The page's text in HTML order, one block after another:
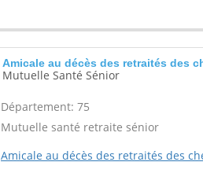
Amicale au décès des retraités des
Mutuelle Santé Sénior
Département: 75
Mutuelle santé retraite sénior
Amicale au décès des retraités des